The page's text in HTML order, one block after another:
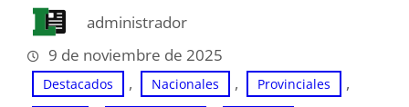
administrador
9 de noviembre de 2025
Destacados , Nacionales , Provinciales ,